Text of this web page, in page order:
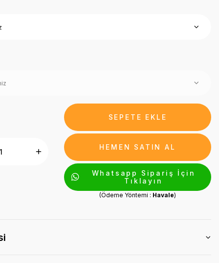
SEPETE EKLE
HEMEN SATIN AL
Whatsapp Sipariş İçin
Tıklayın
(Ödeme Yöntemi : Havale)